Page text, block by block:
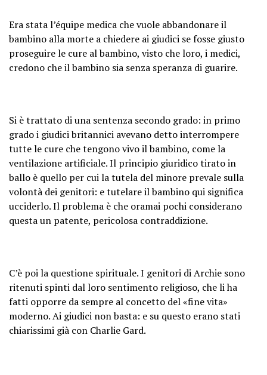
Era stata l’équipe medica che vuole abbandonare il
bambino alla morte a chiedere ai giudici se fosse giusto
proseguire le cure al bambino, visto che loro, i medici,
credono che il bambino sia senza speranza di guarire.
Si è trattato di una sentenza secondo grado: in primo
grado i giudici britannici avevano detto interrompere
tutte le cure che tengono vivo il bambino, come la
ventilazione artificiale. Il principio giuridico tirato in
ballo è quello per cui la tutela del minore prevale sulla
volontà dei genitori: e tutelare il bambino qui significa
ucciderlo. Il problema è che oramai pochi considerano
questa un patente, pericolosa contraddizione.
C’è poi la questione spirituale. I genitori di Archie sono
ritenuti spinti dal loro sentimento religioso, che li ha
fatti opporre da sempre al concetto del «fine vita»
moderno. Ai giudici non basta: e su questo erano stati
chiarissimi già con Charlie Gard.